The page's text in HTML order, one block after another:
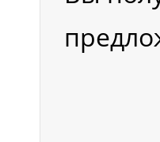
ковша